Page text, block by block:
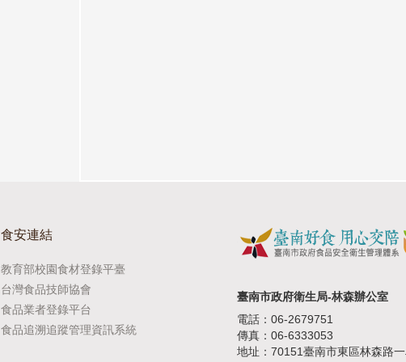
食安連結
教育部校園食材登錄平臺
台灣食品技師協會
食品業者登錄平台
食品追溯追蹤管理資訊系統
臺南市政府衛生局-林森辦公室
電話：06-2679751
傳真：06-6333053
地址：70151臺南市東區林森路